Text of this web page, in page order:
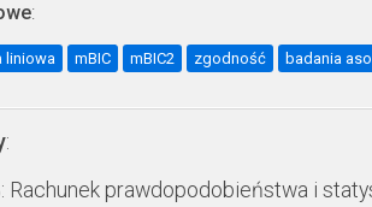
:
liniowa mBIC mBIC2 zgodność badania
:
Rachunek prawdopodobieństwa i